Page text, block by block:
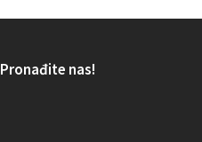
Pronađite nas!